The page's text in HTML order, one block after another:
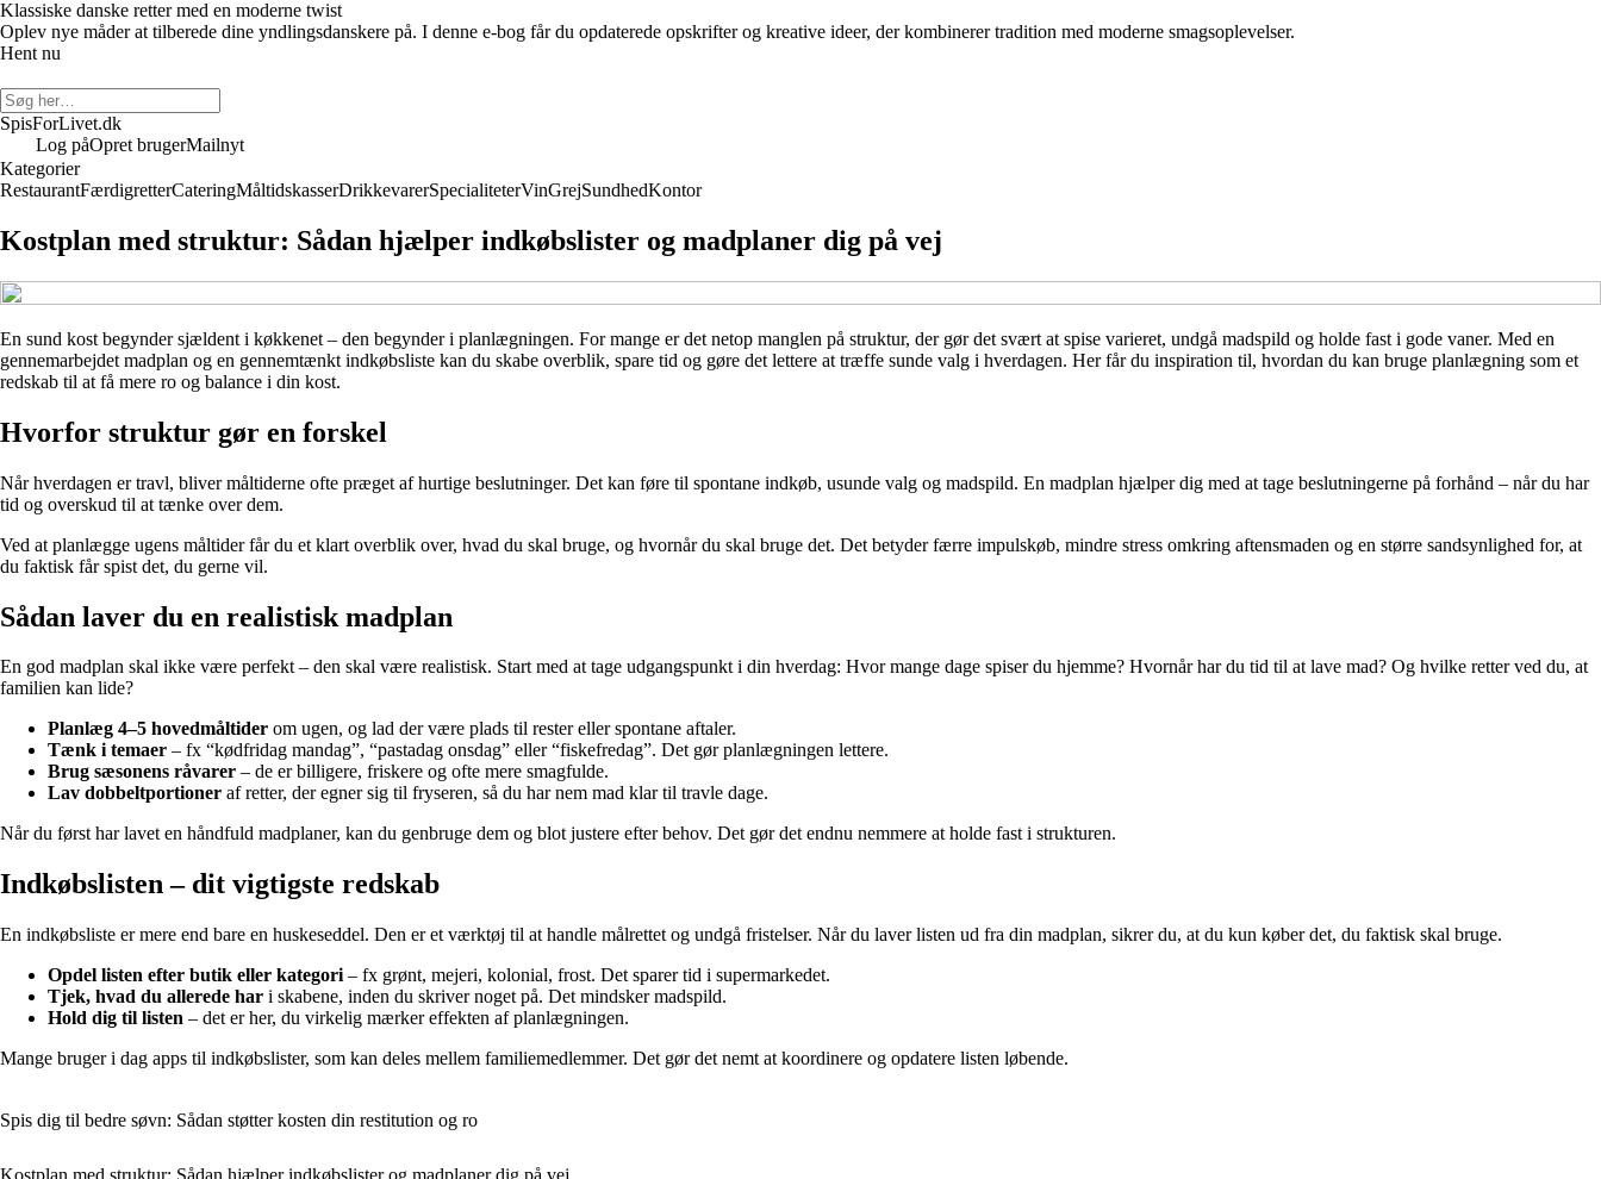
Klassiske danske retter med en moderne twist
Oplev nye måder at tilberede dine yndlingsdanskere på. I denne e-bog får du opdaterede opskrifter og kreative ideer, der kombinerer tradition med moderne smagsoplevelser.
Hent nu
SpisForLivet.dk
Log påOpret brugerMailnyt
Kategorier
RestaurantFærdigretterCateringMåltidskasserDrikkevarerSpecialiteterVinGrejSundhedKontor
Kostplan med struktur: Sådan hjælper indkøbslister og madplaner dig på vej
En sund kost begynder sjældent i køkkenet – den begynder i planlægningen. For mange er det netop manglen på struktur, der gør det svært at spise varieret, undgå madspild og holde fast i gode vaner. Med en
gennemarbejdet madplan og en gennemtænkt indkøbsliste kan du skabe overblik, spare tid og gøre det lettere at træffe sunde valg i hverdagen. Her får du inspiration til, hvordan du kan bruge planlægning som et
redskab til at få mere ro og balance i din kost.
Hvorfor struktur gør en forskel
Når hverdagen er travl, bliver måltiderne ofte præget af hurtige beslutninger. Det kan føre til spontane indkøb, usunde valg og madspild. En madplan hjælper dig med at tage beslutningerne på forhånd – når du har
tid og overskud til at tænke over dem.
Ved at planlægge ugens måltider får du et klart overblik over, hvad du skal bruge, og hvornår du skal bruge det. Det betyder færre impulskøb, mindre stress omkring aftensmaden og en større sandsynlighed for, at
du faktisk får spist det, du gerne vil.
Sådan laver du en realistisk madplan
En god madplan skal ikke være perfekt – den skal være realistisk. Start med at tage udgangspunkt i din hverdag: Hvor mange dage spiser du hjemme? Hvornår har du tid til at lave mad? Og hvilke retter ved du, at
familien kan lide?
Planlæg 4–5 hovedmåltider om ugen, og lad der være plads til rester eller spontane aftaler.
Tænk i temaer – fx “kødfridag mandag”, “pastadag onsdag” eller “fiskefredag”. Det gør planlægningen lettere.
Brug sæsonens råvarer – de er billigere, friskere og ofte mere smagfulde.
Lav dobbeltportioner af retter, der egner sig til fryseren, så du har nem mad klar til travle dage.
Når du først har lavet en håndfuld madplaner, kan du genbruge dem og blot justere efter behov. Det gør det endnu nemmere at holde fast i strukturen.
Indkøbslisten – dit vigtigste redskab
En indkøbsliste er mere end bare en huskeseddel. Den er et værktøj til at handle målrettet og undgå fristelser. Når du laver listen ud fra din madplan, sikrer du, at du kun køber det, du faktisk skal bruge.
Opdel listen efter butik eller kategori – fx grønt, mejeri, kolonial, frost. Det sparer tid i supermarkedet.
Tjek, hvad du allerede har i skabene, inden du skriver noget på. Det mindsker madspild.
Hold dig til listen – det er her, du virkelig mærker effekten af planlægningen.
Mange bruger i dag apps til indkøbslister, som kan deles mellem familiemedlemmer. Det gør det nemt at koordinere og opdatere listen løbende.
Spis dig til bedre søvn: Sådan støtter kosten din restitution og ro